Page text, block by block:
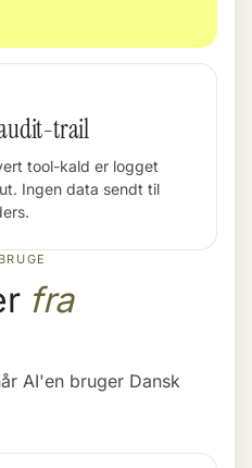
trail
tool-kald er logget
Ingen data sendt til
fra
AI'en bruger Dansk